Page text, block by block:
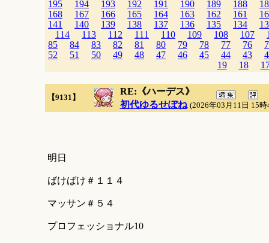
195
194 193 192 191 190 189 188
168
167 166 165 164 163 162 161
141
140 139 138 137 136 135 134
114
113 112 111 110 109 108 107
85
84 83 82 81 80 79 78 77 76
52
51 50 49 48 47 46 45 44 43
19
18
【9131】
RE:《ハーデス》
初代ゆるせぽね (2026年03月11日 15時
明日
ばけばけ＃１１４
マッサン＃５４
プロフェッショナル10